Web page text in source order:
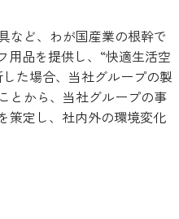
など、わが国産業の根幹で
用品を提供し、“快適生活空
た場合、当社グループの製
とから、当社グループの事
策定し、社内外の環境変化